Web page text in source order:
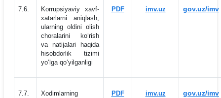
7.6.
Korrupsiyaviy xavf-
xatarlarni aniqlash,
ularning oldini olish
choralarini ko‘rish
va natijalari haqida
hisobdorlik tizimi
yo‘lga qo‘yilganligi
PDF imv.uz gov.uz/imv
7.7.
Xodimlarning
PDF imv.uz gov.uz/imv